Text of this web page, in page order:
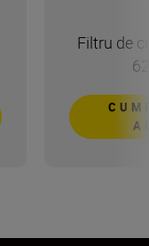
Filtru de